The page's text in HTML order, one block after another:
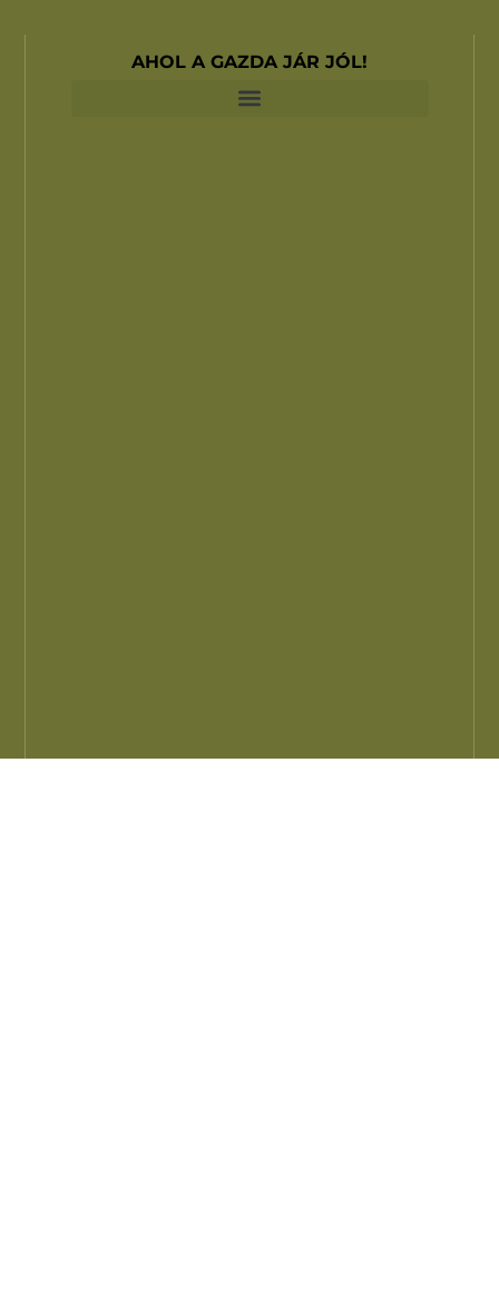
AHOL A GAZDA JÁR JÓL!